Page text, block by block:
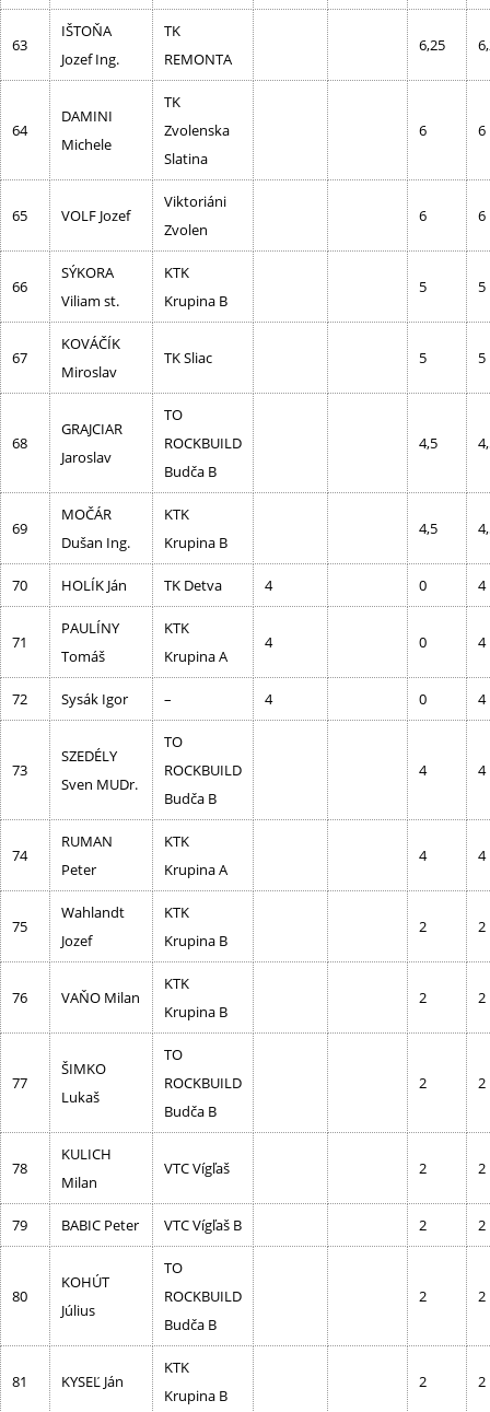
63
IŠTOŇA
Jozef Ing.
TK
REMONTA
6,25
64
DAMINI
Michele
TK
Zvolenska
Slatina
6 6
65 VOLF Jozef
Viktoriáni
Zvolen
6 6
66
SÝKORA
Viliam st.
KTK
Krupina B
5 5
67
KOVÁČÍK
Miroslav
TK Sliac 5 5
68
GRAJCIAR
Jaroslav
TO
ROCKBUILD
Budča B
4,5
69
MOČÁR
Dušan Ing.
KTK
Krupina B
4,5
70 HOLÍK Ján TK Detva 4 0 4
71
PAULÍNY
Tomáš
KTK
Krupina A
4 0 4
72 Sysák Igor – 4 0 4
73
SZEDÉLY
Sven MUDr.
TO
ROCKBUILD
Budča B
4 4
74
RUMAN
Peter
KTK
Krupina A
4 4
75
Wahlandt
Jozef
KTK
Krupina B
2 2
76 VAŇO Milan
KTK
Krupina B
2 2
77
ŠIMKO
Lukaš
TO
ROCKBUILD
Budča B
2 2
78
KULICH
Milan
VTC Vígľaš 2 2
79 BABIC Peter VTC Vígľaš B 2 2
80
KOHÚT
Július
TO
ROCKBUILD
Budča B
2 2
81 KYSEĽ Ján
KTK
Krupina B
2 2